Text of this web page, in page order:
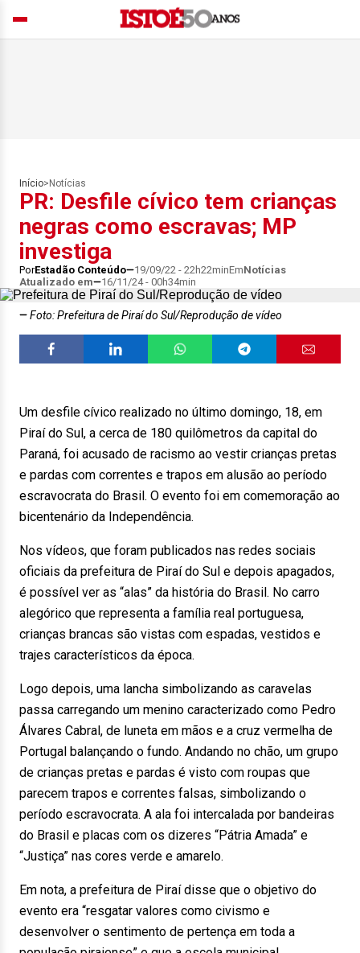
Início> Notícias
PR: Desfile cívico tem crianças
negras como escravas; MP
investiga
PorEstadão Conteúdo 19/09/22 - 22h22minEmNotícias
Atualizado em
16/11/24 - 00h34min
Foto: Prefeitura de Piraí do Sul/Reprodução de vídeo
Um desfile cívico realizado no último domingo, 18, em
Piraí do Sul, a cerca de 180 quilômetros da capital do
Paraná, foi acusado de racismo ao vestir crianças pretas
e pardas com correntes e trapos em alusão ao período
escravocrata do Brasil. O evento foi em comemoração ao
bicentenário da Independência.
Nos vídeos, que foram publicados nas redes sociais
oficiais da prefeitura de Piraí do Sul e depois apagados,
é possível ver as “alas” da história do Brasil. No carro
alegórico que representa a família real portuguesa,
crianças brancas são vistas com espadas, vestidos e
trajes característicos da época.
Logo depois, uma lancha simbolizando as caravelas
passa carregando um menino caracterizado como Pedro
Álvares Cabral, de luneta em mãos e a cruz vermelha de
Portugal balançando o fundo. Andando no chão, um grupo
de crianças pretas e pardas é visto com roupas que
parecem trapos e correntes falsas, simbolizando o
período escravocrata. A ala foi intercalada por bandeiras
do Brasil e placas com os dizeres “Pátria Amada” e
“Justiça” nas cores verde e amarelo.
Em nota, a prefeitura de Piraí disse que o objetivo do
evento era “resgatar valores como civismo e
desenvolver o sentimento de pertença em toda a